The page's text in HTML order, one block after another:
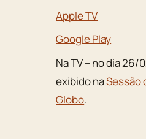
Apple TV
Google Play
Na TV – no dia
exibido naSessão
Globo.